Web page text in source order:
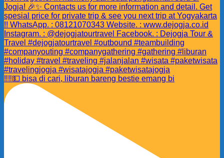
‼️‼️💵 bisa di cari, liburan bareng bestie emang bi